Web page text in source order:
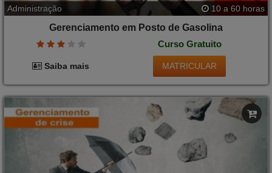
Administração 10 a 60 horas
Gerenciamento em Posto de Gasolina
Curso Gratuito
Saiba mais MATRICULAR